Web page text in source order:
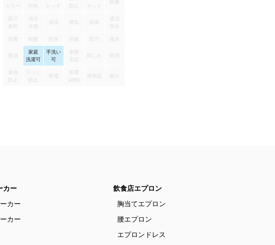
がなく、着脱がラクラクなので、お腹が大きく
なった状態でもご着用いただけます。仕上寸
法：胸囲112cm
カラー
印刷
レッチ
カット
軽量
吸汗
冷感
保温 通気
抗菌 制菌 防汚
家庭
洗濯可
手洗い
可
安定
防しわ
退色
(JIS)
耐久
カー
カー
カー
飲食店エプロン
胸当てエプロン
腰エプロン
エプロンドレス